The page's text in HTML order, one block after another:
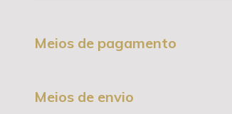
Meios de pagamento
Meios de envio